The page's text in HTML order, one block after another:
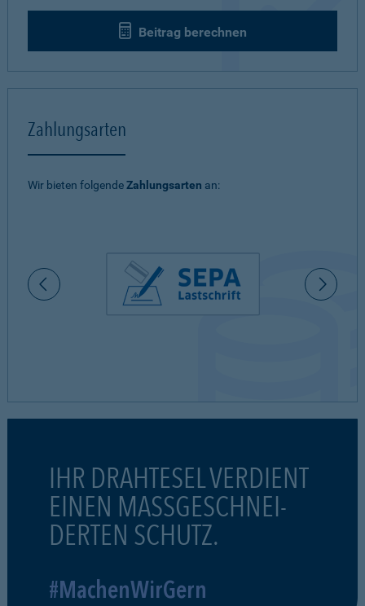
Beitrag berechnen
Zahlungsarten
Wir bieten folgendeZahlungsarten an:
IHR DRAHTESEL VERDIENT
EINEN MASSGESCHNEI-
DERTEN SCHUTZ.
#MachenWirGern